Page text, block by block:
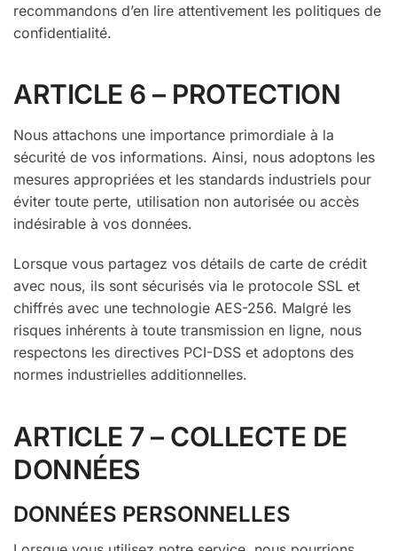
recommandons d’en lire attentivement les politiques de
confidentialité.
ARTICLE 6 – PROTECTION
Nous attachons une importance primordiale à la
sécurité de vos informations. Ainsi, nous adoptons les
mesures appropriées et les standards industriels pour
éviter toute perte, utilisation non autorisée ou accès
indésirable à vos données.
Lorsque vous partagez vos détails de carte de crédit
avec nous, ils sont sécurisés via le protocole SSL et
chiffrés avec une technologie AES-256. Malgré les
risques inhérents à toute transmission en ligne, nous
respectons les directives PCI-DSS et adoptons des
normes industrielles additionnelles.
ARTICLE 7 – COLLECTE DE
DONNÉES
DONNÉES PERSONNELLES